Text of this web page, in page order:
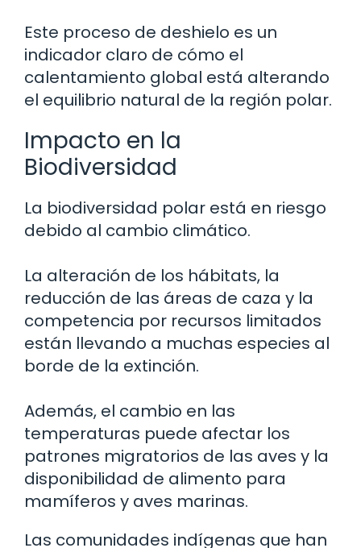
Este proceso de deshielo es un
indicador claro de cómo el
calentamiento global está alterando
el equilibrio natural de la región polar.
Impacto en la
Biodiversidad
La biodiversidad polar está en riesgo
debido al cambio climático.
La alteración de los hábitats, la
reducción de las áreas de caza y la
competencia por recursos limitados
están llevando a muchas especies al
borde de la extinción.
Además, el cambio en las
temperaturas puede afectar los
patrones migratorios de las aves y la
disponibilidad de alimento para
mamíferos y aves marinas.
Las comunidades indígenas que han